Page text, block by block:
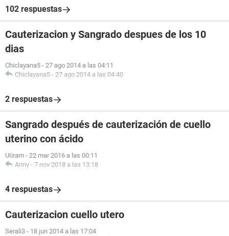
102 respuestas
Cauterizacion y Sangrado despues de los 10
dias
Chiclayana5 - 27 ago 2014 a las 04:11
Chiclayana5 - 27 ago 2014 a las 04:40
2 respuestas
Sangrado después de cauterización de cuello
uterino con ácido
UIiram - 22 mar 2016 a las 00:11
Anny - 7 nov 2018 a las 13:18
4 respuestas
Cauterizacion cuello utero
Serali3 - 18 jun 2014 a las 17:04